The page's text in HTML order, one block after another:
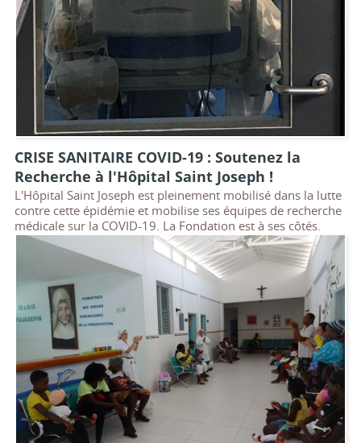
CRISE SANITAIRE COVID-19 : Soutenez la
Recherche à l'Hôpital Saint Joseph !
L'Hôpital Saint Joseph est pleinement mobilisé dans la lutte
contre cette épidémie et mobilise ses équipes de recherche
médicale sur la COVID-19. La Fondation est à ses côtés.